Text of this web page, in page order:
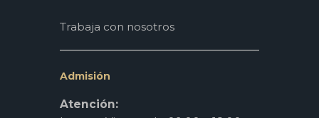
Trabaja con nosotros
Admisión
Atención: